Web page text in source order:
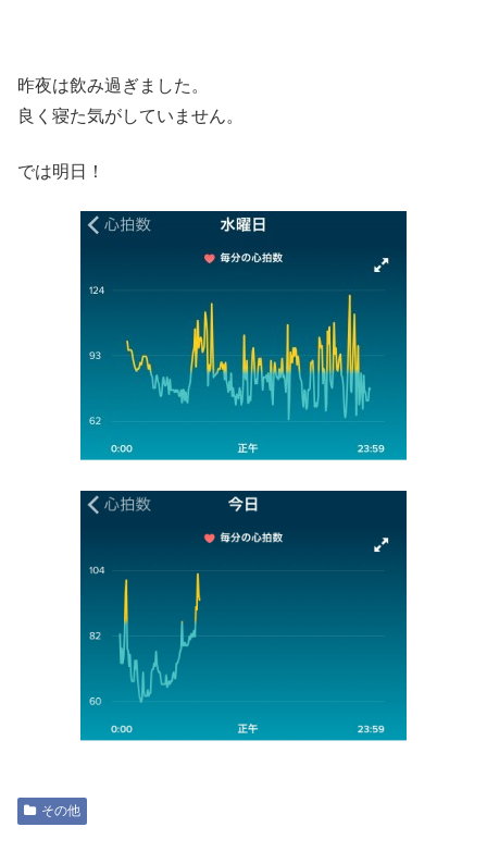
昨夜は飲み過ぎました。
良く寝た気がしていません。
では明日！
その他